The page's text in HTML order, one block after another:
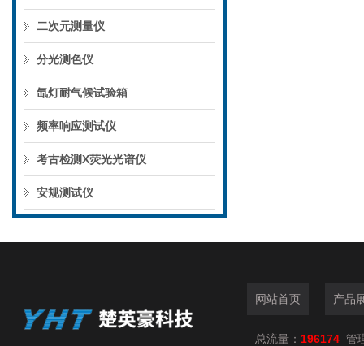
二次元测量仪
分光测色仪
氙灯耐气候试验箱
频率响应测试仪
考古检测X荧光光谱仪
安规测试仪
网站首页 产品
总流量： 196174 管